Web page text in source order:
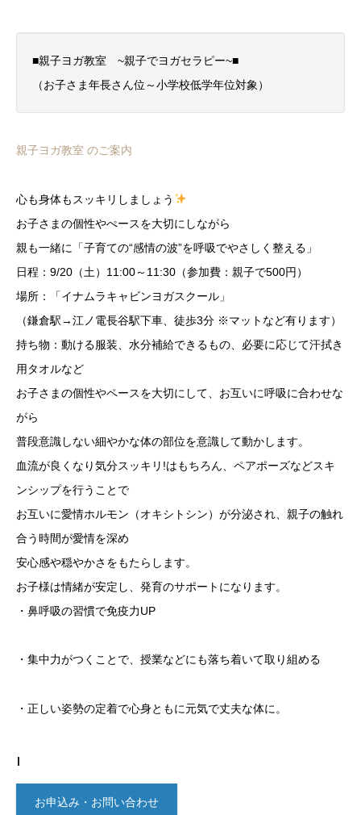
■親子ヨガ教室 ~親子でヨガセラピー~■
（お子さま年長さん位～小学校低学年位対象）
親子ヨガ教室 のご案内
心も身体もスッキリしましょう
お子さまの個性やぺースを大切にしながら
親も一緒に「子育ての“感情の波”を呼吸でやさしく整える」
日程：9/20（土）11:00～11:30（参加費：親子で500円）
場所：「イナムラキャビンヨガスクール」
（鎌倉駅→江ノ電長谷駅下車、徒歩3分 ※マットなど有ります）
持ち物：動ける服装、水分補給できるもの、必要に応じて汗拭き
用タオルなど
お子さまの個性やペースを大切にして、お互いに呼吸に合わせな
がら
普段意識しない細やかな体の部位を意識して動かします。
血流が良くなり気分スッキリ!はもちろん、ペアポーズなどスキ
ンシップを行うことで
お互いに愛情ホルモン（オキシトシン）が分泌され、親子の触れ
合う時間が愛情を深め
安心感や穏やかさをもたらします。
お子様は情緒が安定し、発育のサポートになります。
・鼻呼吸の習慣で免疫力UP
・集中力がつくことで、授業などにも落ち着いて取り組める
・正しい姿勢の定着で心身ともに元気で丈夫な体に。
お申込み・お問い合わせ